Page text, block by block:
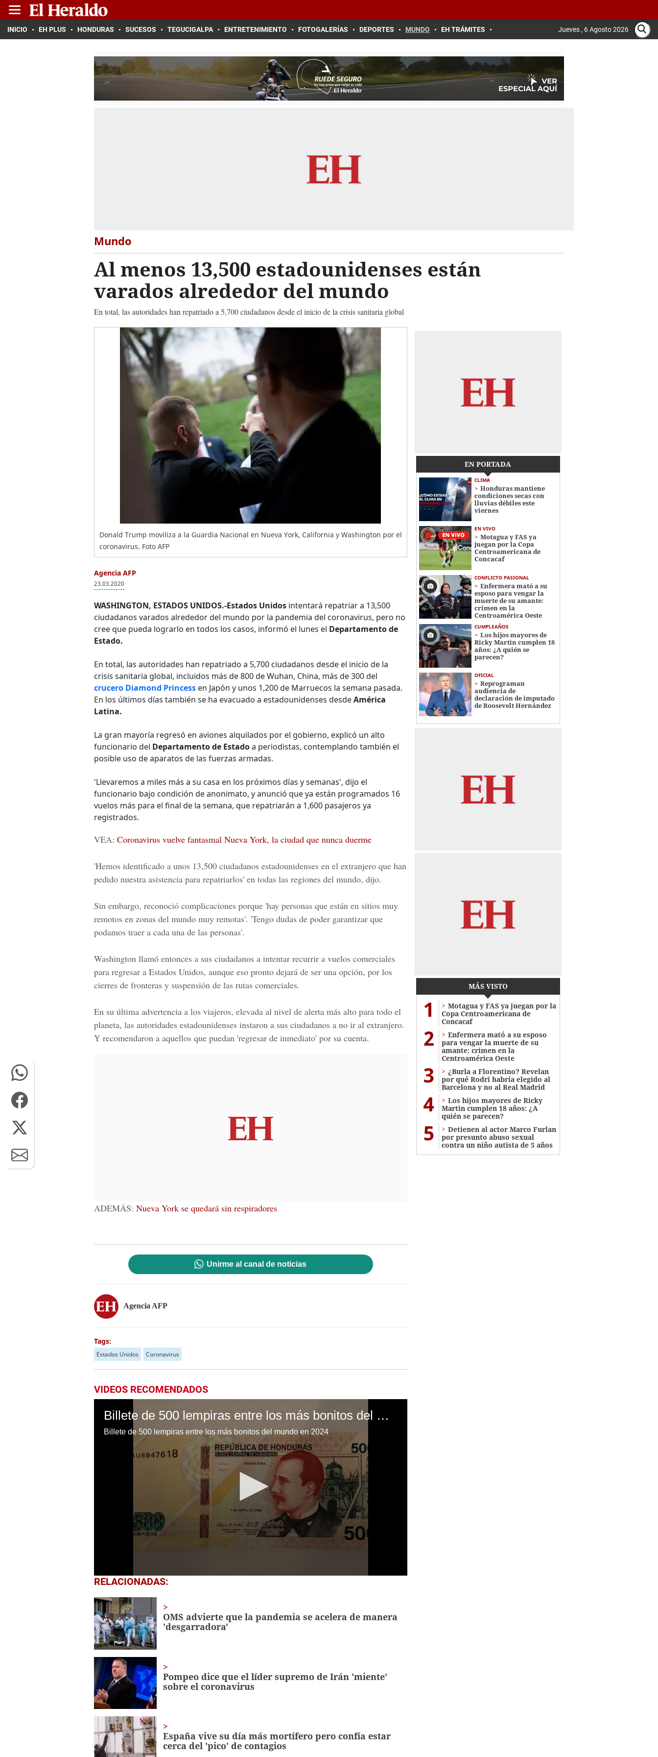
INICIO EH PLUS HONDURAS SUCESOS TEGUCIGALPA ENTRETENIMIENTO FOTOGALERÍAS DEPORTES MUNDO EH TRÁMITES Jueves , 6 Agosto 2026
Mundo
Al menos 13,500 estadounidenses están
varados alrededor del mundo
En total, las autoridades han repatriado a 5,700 ciudadanos desde el inicio de la crisis sanitaria global
Donald Trump moviliza a la Guardia Nacional en Nueva York, California y Washington por el
coronavirus. Foto AFP
Agencia AFP
23.03.2020
WASHINGTON, ESTADOS UNIDOS.-Estados Unidos intentará repatriar a 13,500
ciudadanos varados alrededor del mundo por la pandemia del coronavirus, pero no
cree que pueda lograrlo en todos los casos, informó el lunes el Departamento de
Estado.
En total, las autoridades han repatriado a 5,700 ciudadanos desde el inicio de la
crisis sanitaria global, incluidos más de 800 de Wuhan, China, más de 300 del
crucero Diamond Princess en Japón y unos 1,200 de Marruecos la semana pasada.
En los últimos días también se ha evacuado a estadounidenses desdeAmérica
Latina.
La gran mayoría regresó en aviones alquilados por el gobierno, explicó un alto
funcionario del Departamento de Estadoa periodistas, contemplando también el
posible uso de aparatos de las fuerzas armadas.
'Llevaremos a miles más a su casa en los próximos días y semanas', dijo el
funcionario bajo condición de anonimato, y anunció que ya están programados 16
vuelos más para el final de la semana, que repatriarán a 1,600 pasajeros ya
registrados.
VEA: Coronavirus vuelve fantasmal Nueva York, la ciudad que nunca duerme
'Hemos identificado a unos 13,500 ciudadanos estadounidenses en el extranjero que han
pedido nuestra asistencia para repatriarlos' en todas las regiones del mundo, dijo.
Sin embargo, reconoció complicaciones porque 'hay personas que están en sitios muy
remotos en zonas del mundo muy remotas'. 'Tengo dudas de poder garantizar que
podamos traer a cada una de las personas'.
Washington llamó entonces a sus ciudadanos a intentar recurrir a vuelos comerciales
para regresar a Estados Unidos, aunque eso pronto dejará de ser una opción, por los
cierres de fronteras y suspensión de las rutas comerciales.
En su última advertencia a los viajeros, elevada al nivel de alerta más alto para todo el
planeta, las autoridades estadounidenses instaron a sus ciudadanos a no ir al extranjero.
Y recomendaron a aquellos que puedan 'regresar de inmediato' por su cuenta.
ADEMÁS: Nueva York se quedará sin respiradores
Unirme al canal de noticias
Agencia AFP
Tags:
Estados Unidos Coronavirus
VIDEOS RECOMENDADOS
Billete de 500 lempiras entre los más bonitos del mundo en 2024
Billete de 500 lempiras entre los más bonitos del mundo en 2024
0
seconds
1
minute,
1
secondVolume
0%
RELACIONADAS:
OMS advierte que la pandemia se acelera de manera
'desgarradora'
Pompeo dice que el líder supremo de Irán 'miente'
sobre el coronavirus
España vive su día más mortífero pero confía estar
cerca del 'pico' de contagios
EN PORTADA
CLIMA
Honduras mantiene
condiciones secas con
lluvias débiles este
viernes
EN VIVO
Motagua y FAS ya
juegan por la Copa
Centroamericana de
Concacaf
CONFLICTO PASIONAL
Enfermera mató a su
esposo para vengar la
muerte de su amante:
crimen en la
Centroamérica Oeste
CUMPLEAÑOS
Los hijos mayores de
Ricky Martin cumplen 18
años: ¿A quién se
parecen?
OFICIAL
Reprograman
audiencia de
declaración de imputado
de Roosevelt Hernández
MÁS VISTO
1
Motagua y FAS ya juegan por la
Copa Centroamericana de
Concacaf
2
Enfermera mató a su esposo
para vengar la muerte de su
amante: crimen en la
Centroamérica Oeste
3
¿Burla a Florentino? Revelan
por qué Rodri habría elegido al
Barcelona y no al Real Madrid
4
Los hijos mayores de Ricky
Martin cumplen 18 años: ¿A
quién se parecen?
5
Detienen al actor Marco Furlan
por presunto abuso sexual
contra un niño autista de 5 años